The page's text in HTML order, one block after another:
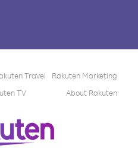
Travel
Rakuten Marketing
TV About Rakuten